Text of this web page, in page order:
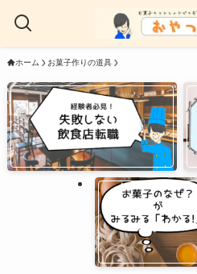
ホーム お菓子作りの道具